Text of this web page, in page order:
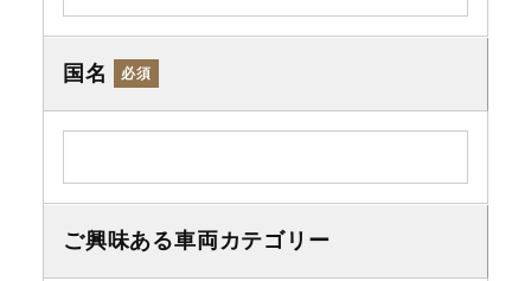
国名 必須
ご興味ある車両カテゴリー